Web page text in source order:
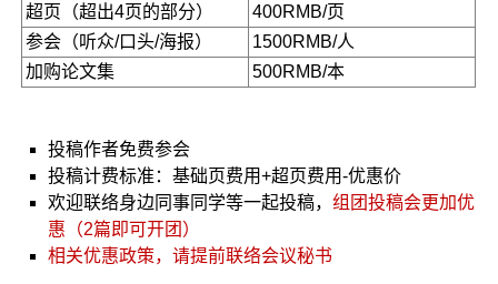
超页（超出4页的部分）
400RMB/页
参会（听众/口头/海报）
1500RMB/人
加购论文集
500RMB/本
投稿作者免费参会
投稿计费标准：基础页费用+超页费用-优惠价
欢迎联络身边同事同学等一起投稿， 组团投稿会更加优
惠（2篇即可开团）
相关优惠政策，请提前联络会议秘书